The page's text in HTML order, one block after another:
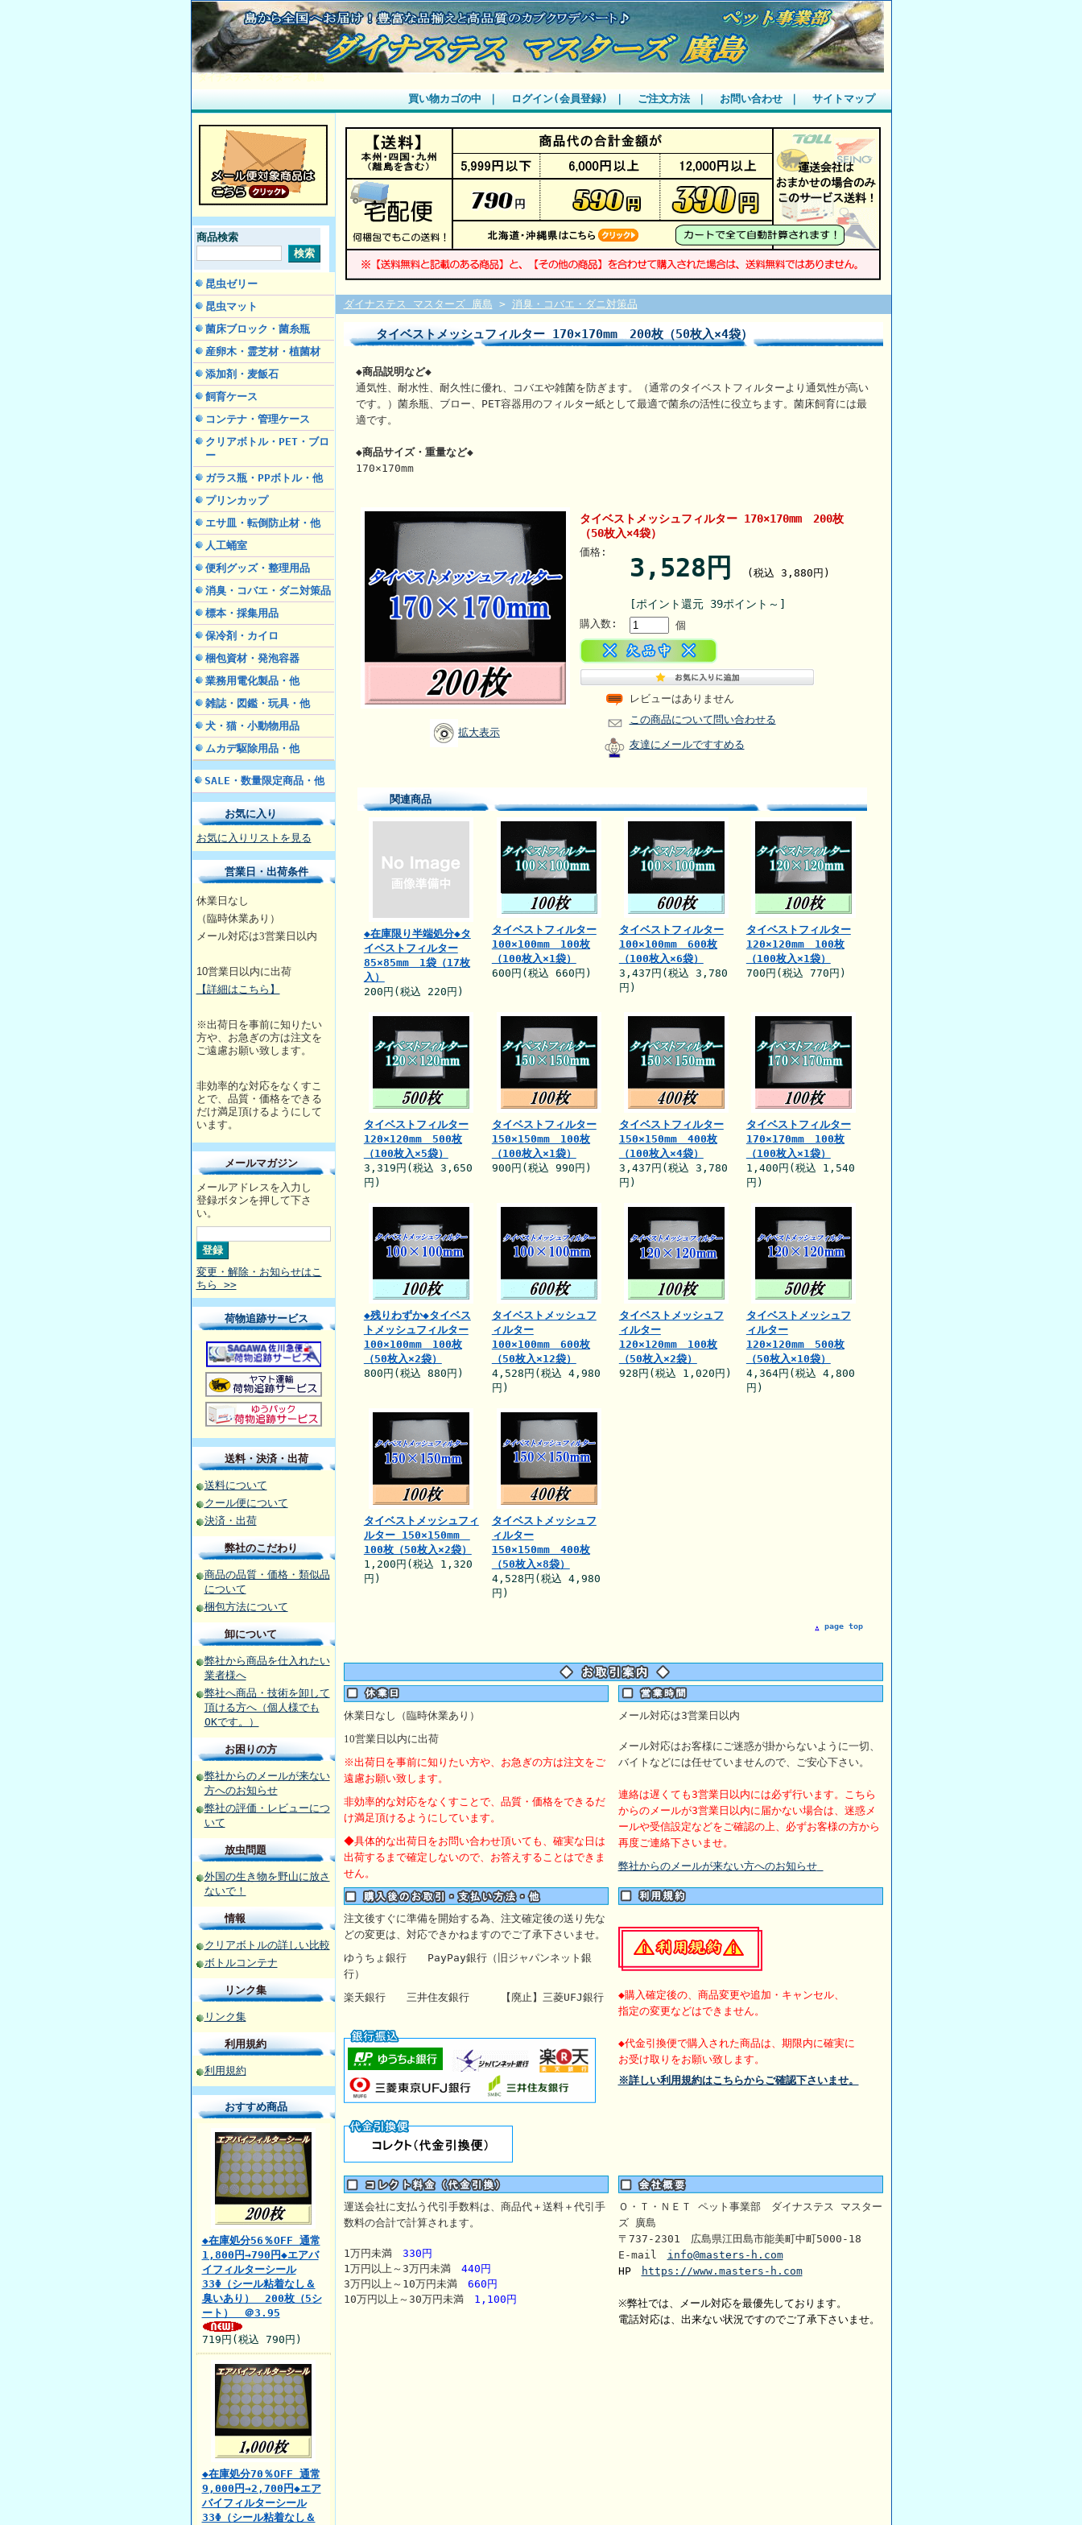
ダイナステス マスターズ 廣島
買い物カゴの中 ログイン(会員登録) ご注文方法｜ お問い合わせ｜ サイトマップ
商品検索
昆虫ゼリー
昆虫マット
菌床ブロック・菌糸瓶
産卵木・霊芝材・植菌材
添加剤・麦飯石
飼育ケース
コンテナ・管理ケース
クリアボトル・PET・ブロ
ー
ガラス瓶・PPボトル・他
プリンカップ
エサ皿・転倒防止材・他
人工蛹室
便利グッズ・整理用品
消臭・コバエ・ダニ対策品
標本・採集用品
保冷剤・カイロ
梱包資材・発泡容器
業務用電化製品・他
雑誌・図鑑・玩具・他
犬・猫・小動物用品
ムカデ駆除用品・他
SALE・数量限定商品・他
お気に入り
お気に入りリストを見る
営業日・出荷条件
休業日なし
（臨時休業あり）
メール対応は3営業日 以内
10営業日以内に出荷
【詳細はこちら】
※出荷日を事前に知りたい
方や、お急ぎの方は注文を
ご遠慮お願い致します。
非効率的な対応をなくすこ
とで、品質・価格をできる
だけ満足頂けるようにして
います。
メールマガジン
メールアドレスを入力し
登録ボタンを押して下さ
い。
変更・解除・お知らせはこ
ちら >>
荷物追跡サービス
送料・決済・出荷
送料について
クール便について
決済・出荷
弊社のこだわり
商品の品質・価格・類似品
について
梱包方法について
卸について
弊社から商品を仕入れたい
業者様へ
弊社へ商品・技術を卸して
頂ける方へ（個人様でも
OKです。）
お困りの方
弊社からのメールが来ない
方へのお知らせ
弊社の評価・レビューにつ
いて
放虫問題
外国の生き物を野山に放さ
ないで！
情報
クリアボトルの詳しい比較
ボトルコンテナ
リンク集
リンク集
利用規約
利用規約
おすすめ商品
◆在庫処分56％OFF 通常
1,800円→790円◆エアバ
イフィルターシール
33Φ（シール粘着なし＆
臭いあり） 200枚（5シ
ート） ＠3.95
719円(税込 790円)
◆在庫処分70％OFF 通常
9,000円→2,700円◆エア
バイフィルターシール
33Φ（シール粘着なし＆
ダイナステス マスターズ 廣島 > 消臭・コバエ・ダニ対策品
タイベストメッシュフィルター 170×170mm 200枚（50枚入×4袋）
◆商品説明など◆
通気性、耐水性、耐久性に優れ、コバエや雑菌を防ぎます。（通常のタイベストフィルターより通気性が高い
です。）菌糸瓶、ブロー、PET容器用のフィルター紙として最適で菌糸の活性に役立ちます。菌床飼育には最
適です。
◆商品サイズ・重量など◆
170×170mm
拡大表示
タイベストメッシュフィルター 170×170mm 200枚
（50枚入×4袋）
価格:
3,528円 (税込 3,880円)
[ポイント還元 39ポイント～]
購入数: 個
レビューはありません
この商品について問い合わせる
友達にメールですすめる
関連商品
◆在庫限り半端処分◆タ
イベストフィルター
85×85mm 1袋（17枚
入）
200円(税込 220円)
タイベストフィルター
100×100mm 100枚
（100枚入×1袋）
600円(税込 660円)
タイベストフィルター
100×100mm 600枚
（100枚入×6袋）
3,437円(税込 3,780
円)
タイベストフィルター
120×120mm 100枚
（100枚入×1袋）
700円(税込 770円)
タイベストフィルター
120×120mm 500枚
（100枚入×5袋）
3,319円(税込 3,650
円)
タイベストフィルター
150×150mm 100枚
（100枚入×1袋）
900円(税込 990円)
タイベストフィルター
150×150mm 400枚
（100枚入×4袋）
3,437円(税込 3,780
円)
タイベストフィルター
170×170mm 100枚
（100枚入×1袋）
1,400円(税込 1,540
円)
◆残りわずか◆タイベス
トメッシュフィルター
100×100mm 100枚
（50枚入×2袋）
800円(税込 880円)
タイベストメッシュフ
ィルター
100×100mm 600枚
（50枚入×12袋）
4,528円(税込 4,980
円)
タイベストメッシュフ
ィルター
120×120mm 100枚
（50枚入×2袋）
928円(税込 1,020円)
タイベストメッシュフ
ィルター
120×120mm 500枚
（50枚入×10袋）
4,364円(税込 4,800
円)
タイベストメッシュフィ
ルター 150×150mm
100枚（50枚入×2袋）
1,200円(税込 1,320
円)
タイベストメッシュフ
ィルター
150×150mm 400枚
（50枚入×8袋）
4,528円(税込 4,980
円)
page top
休業日なし（臨時休業あり）
10営業日以内に出荷
※出荷日を事前に知りたい方や、お急ぎの方は注文をご
遠慮お願い致します。
非効率的な対応をなくすことで、品質・価格をできるだ
け満足頂けるようにしています。
◆具体的な出荷日をお問い合わせ頂いても、確実な日は
出荷するまで確定しないので、お答えすることはできま
せん。
メール対応は3営業日 以内
メール対応はお客様にご迷惑が掛からないように一切、
バイトなどには任せていませんので、ご安心下さい。
連絡は遅くても3営業日以内には必ず行います。こちら
からのメールが3営業日以内に届かない場合は、迷惑メ
ールや受信設定などをご確認の上、必ずお客様の方から
再度ご連絡下さいませ。
弊社からのメールが来ない方へのお知らせ
注文後すぐに準備を開始する為、注文確定後の送り先な
どの変更は、対応できかねますのでご了承下さいませ。
ゆうちょ銀行 PayPay銀行（旧ジャパンネット銀
行）
楽天銀行 三井住友銀行 【廃止】 三菱UFJ銀行
◆購入確定後の、商品変更や追加・キャンセル、
指定の変更などはできません。
◆代金引換便で購入された商品は、期限内に確実に
お受け取りをお願い致します。
※詳しい利用規約はこちらからご確認下さいませ。
運送会社に支払う代引手数料は、商品代＋送料＋代引手
数料の合計で計算されます。
1万円未満 330円
1万円以上～3万円未満 440円
3万円以上～10万円未満 660円
10万円以上～30万円未満 1,100円
Ｏ・Ｔ・ＮＥＴ ペット事業部 ダイナステス マスター
ズ 廣島
〒737-2301 広島県江田島市能美町中町5000-18
E-mail info@masters-h.com
HP
https://www.masters-h.com
※弊社では、メール対応を最優先しております。
電話対応は、出来ない状況ですのでご了承下さいませ。